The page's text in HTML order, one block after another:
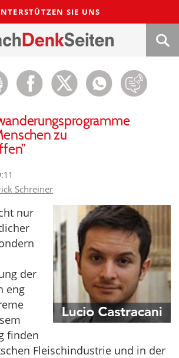
SIE UNS
zu
Schreiner
nur
der
eng
finden
Fleischindustrie und in der